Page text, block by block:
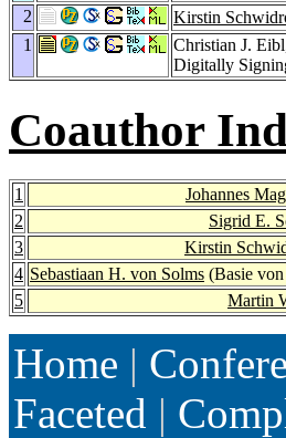
2
Kirstin
1
Christian J.
Digitally
Coauthor
1 Johannes
2
Sigrid E.
3
Kirstin
4 Sebastiaan H. von Solms (Basie
5
Martin
Home |
Faceted |